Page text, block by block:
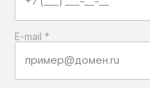
E-mail *